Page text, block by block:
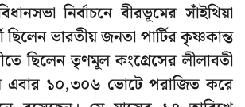
নির্বাচনে বীরভূমের সাঁইথিয়া
ছিলেন ভারতীয় জনতা পার্টির কৃষ্ণকান্ত
ছিলেন তৃণমূল কংগ্রেসের লীলাবতী
এবার ১০,৩০৬ ভোটে পরাজিত করে